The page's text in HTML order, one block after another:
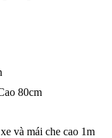
80cm
và mái che cao 1m